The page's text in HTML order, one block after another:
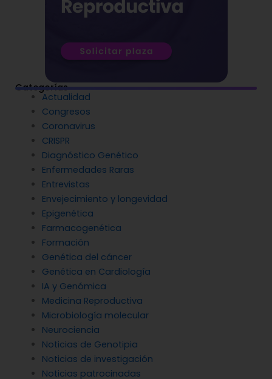
Categorías
Actualidad
Congresos
Coronavirus
CRISPR
Diagnóstico Genético
Enfermedades Raras
Entrevistas
Envejecimiento y longevidad
Epigenética
Farmacogenética
Formación
Genética del cáncer
Genética en Cardiología
IA y Genómica
Medicina Reproductiva
Microbiología molecular
Neurociencia
Noticias de Genotipia
Noticias de investigación
Noticias patrocinadas